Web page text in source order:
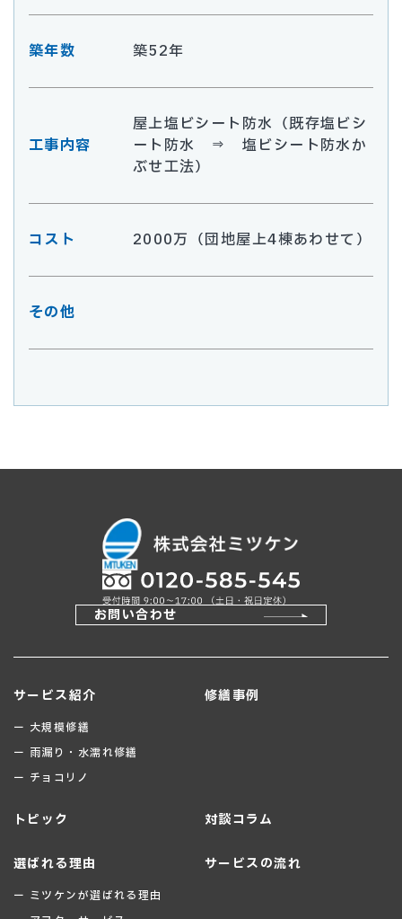
築年数 築52年
工事内容
屋上塩ビシート防水（既存塩ビシ
ート防水 ⇒ 塩ビシート防水か
ぶせ工法）
コスト 2000万（団地屋上4棟あわせて）
その他
お問い合わせ
サービス紹介
ー 大規模修繕
ー 雨漏り・水濡れ修繕
ー チョコリノ
修繕事例
トピック 対談コラム
選ばれる理由
ー ミツケンが選ばれる理由
サービスの流れ